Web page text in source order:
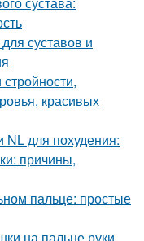
суставов и
красивых
для похудения:
причины,
пальце: простые